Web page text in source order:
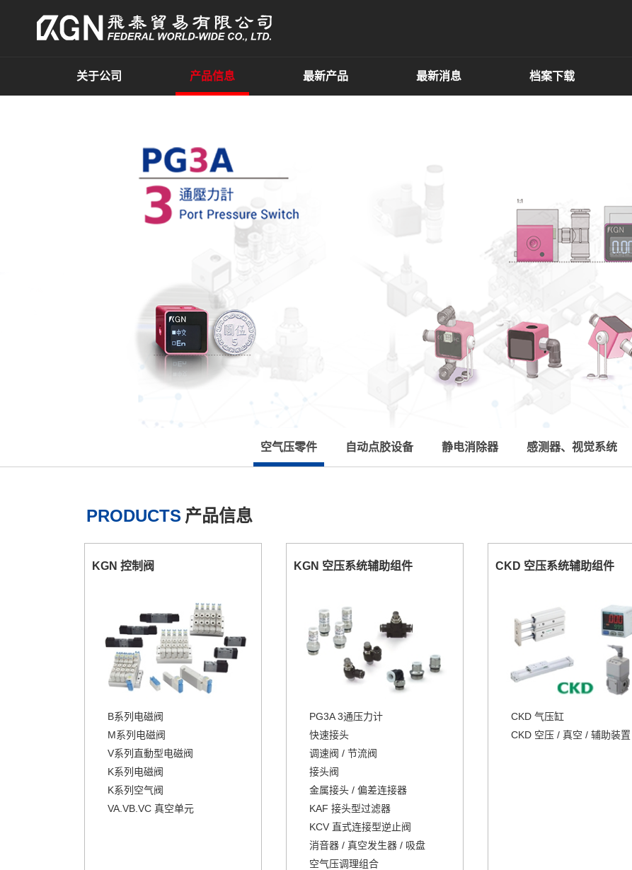
关于公司 产品信息 最新产品 最新消息 档案下载
空气压零件 自动点胶设备 静电消除器 感测器、视觉系统
PRODUCTS 产品信息
KGN 控制阀
B系列电磁阀
M系列电磁阀
V系列直動型电磁阀
K系列电磁阀
K系列空气阀
VA.VB.VC 真空单元
KGN 空压系统辅助组件
PG3A 3通压力计
快速接头
调速阀 / 节流阀
接头阀
金属接头 / 偏差连接器
KAF 接头型过滤器
KCV 直式连接型逆止阀
消音器 / 真空发生器 / 吸盘
空气压调理组合
CKD 空压系统辅助组件
CKD 气压缸
CKD 空压 / 真空 / 辅助装置